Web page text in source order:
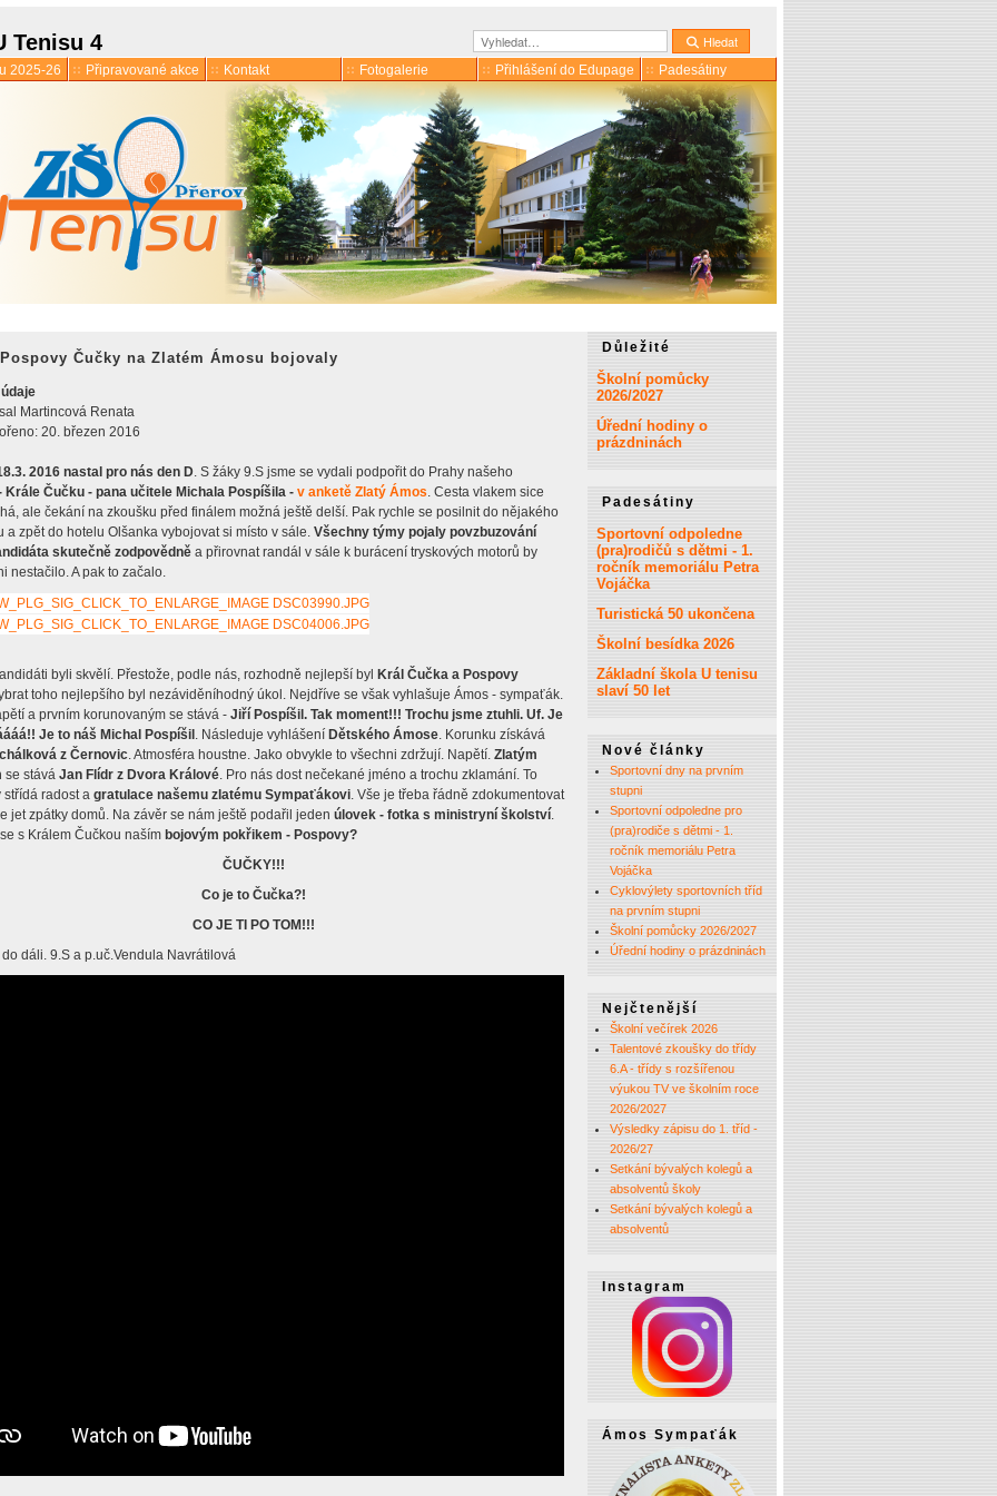
Tenisu 4 Hledat Hledat
2025-26 Připravované akce Kontakt Fotogalerie Přihlášení do Edupage
Padesátiny
třídy
kroužky
Čučky na Zlatém Ámosu bojovaly
Martincová Renata
20. březen 2016
2016 nastal pro nás den D. S žáky 9.S jsme se vydali podpořit do Prahy našeho
Krále Čučku - pana učitele Michala Pospíšila - v anketě Zlatý Ámos. Cesta vlakem sice
ale čekání na zkoušku před finálem možná ještě delší. Pak rychle se posilnit do nějakého
a zpět do hotelu Olšanka vybojovat si místo v sále. Všechny týmy pojaly povzbuzování
skutečně zodpovědně a přirovnat randál v sále k burácení tryskových motorů by
nestačilo. A pak to začalo.
byli skvělí. Přestože, podle nás, rozhodně nejlepší byl Král Čučka a Pospovy
toho nejlepšího byl nezáviděníhodný úkol. Nejdříve se však vyhlašuje Ámos - sympaťák.
a prvním korunovaným se stává - Jiří Pospíšil. Tak moment!!! Trochu jsme ztuhli. Uf. Je
Je to náš Michal Pospíšil. Následuje vyhlášení Dětského Ámose. Korunku získává
z Černovic. Atmosféra houstne. Jako obvykle to všechni zdržují. Napětí. Zlatým
se stává Jan Flídr z Dvora Králové. Pro nás dost nečekané jméno a trochu zklamání. To
střídá radost a gratulace našemu zlatému Sympaťákovi. Vše je třeba řádně zdokumentovat
jet zpátky domů. Na závěr se nám ještě podařil jeden úlovek - fotka s ministryní školství.
s Králem Čučkou naším bojovým pokřikem - Pospovy?
ČUČKY!!!
Co je to Čučka?!
CO JE TI PO TOM!!!
dáli. 9.S a p.uč.Vendula Navrátilová
Důležité
Školní pomůcky
2026/2027
Úřední hodiny o
prázdninách
Padesátiny
Sportovní odpoledne
(pra)rodičů s dětmi - 1.
ročník memoriálu Petra
Vojáčka
Turistická 50 ukončena
Školní besídka 2026
Základní škola U tenisu
slaví 50 let
Nové články
Sportovní dny na prvním
stupni
Sportovní odpoledne pro
(pra)rodiče s dětmi - 1.
ročník memoriálu Petra
Vojáčka
Cyklovýlety sportovních tříd
na prvním stupni
Školní pomůcky 2026/2027
Úřední hodiny o prázdninách
Nejčtenější
Školní večírek 2026
Talentové zkoušky do třídy
6.A - třídy s rozšířenou
výukou TV ve školním roce
2026/2027
Výsledky zápisu do 1. tříd -
2026/27
Setkání bývalých kolegů a
absolventů školy
Setkání bývalých kolegů a
absolventů
Instagram
Ámos Sympaťák